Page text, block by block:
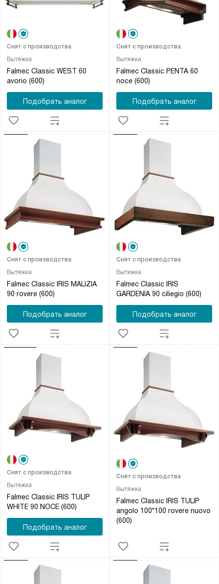
Вытяжка
Falmec Classic WEST 60
avorio (600)
Снят с производства
Подобрать аналог
Вытяжка
Falmec Classic PENTA 60
noce (600)
Снят с производства
Подобрать аналог
Вытяжка
Falmec Classic IRIS MALIZIA
90 rovere (600)
Снят с производства
Подобрать аналог
Вытяжка
Falmec Classic IRIS
GARDENIA 90 ciliegio (600)
Снят с производства
Подобрать аналог
Вытяжка
Falmec Classic IRIS TULIP
WHITE 90 NOCE (600)
Снят с производства
Подобрать аналог
Вытяжка
Falmec Classic IRIS TULIP
angolo 100*100 rovere nuovo
(600)
Снят с производства